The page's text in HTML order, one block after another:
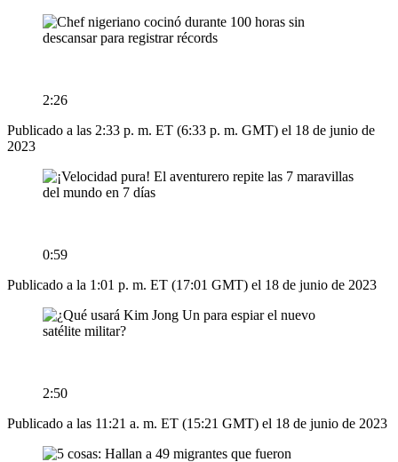
2:26
Publicado a las 2:33 p. m. ET (6:33 p. m. GMT) el 18 de junio de
2023
0:59
Publicado a la 1:01 p. m. ET (17:01 GMT) el 18 de junio de 2023
2:50
Publicado a las 11:21 a. m. ET (15:21 GMT) el 18 de junio de 2023